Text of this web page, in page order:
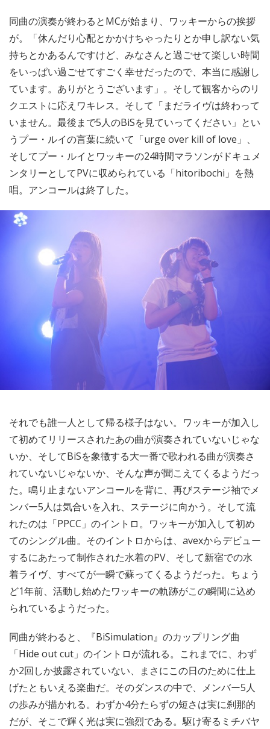
同曲の演奏が終わるとMCが始まり、ワッキーからの挨拶
が。「休んだり心配とかかけちゃったりとか申し訳ない気
持ちとかあるんですけど、みなさんと過ごせて楽しい時間
をいっぱい過ごせてすごく幸せだったので、本当に感謝し
ています。ありがとうございます」。そして観客からのリ
クエストに応えワキレス。そして「まだライヴは終わって
いません。最後まで5人のBiSを見ていってください」とい
うプー・ルイの言葉に続いて「urge over kill of love」、
そしてプー・ルイとワッキーの24時間マラソンがドキュメ
ンタリーとしてPVに収められている「hitoribochi」を熱
唱。アンコールは終了した。
それでも誰一人として帰る様子はない。ワッキーが加入し
て初めてリリースされたあの曲が演奏されていないじゃな
いか、そしてBiSを象徴する大一番で歌われる曲が演奏さ
れていないじゃないか、そんな声が聞こえてくるようだっ
た。鳴り止まないアンコールを背に、再びステージ袖でメ
ンバー5人は気合いを入れ、ステージに向かう。そして流
れたのは「PPCC」のイントロ。ワッキーが加入して初め
てのシングル曲。そのイントロからは、avexからデビュー
するにあたって制作された水着のPV、そして新宿での水
着ライヴ、すべてが一瞬で蘇ってくるようだった。ちょう
ど1年前、活動し始めたワッキーの軌跡がこの瞬間に込め
られているようだった。
同曲が終わると、『BiSimulation』のカップリング曲
「Hide out cut」のイントロが流れる。これまでに、わず
か2回しか披露されていない、まさにこの日のために仕上
げたともいえる楽曲だ。そのダンスの中で、メンバー5人
の歩みが描かれる。わずか4分たらずの短さは実に刹那的
だが、そこで輝く光は実に強烈である。駆け寄るミチバヤ